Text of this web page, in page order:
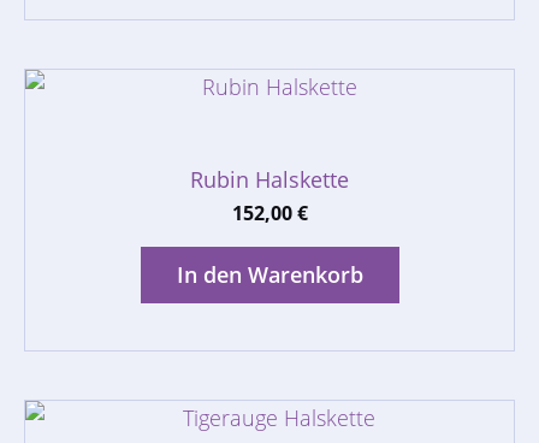
Rubin Halskette
152,00€
In den Warenkorb